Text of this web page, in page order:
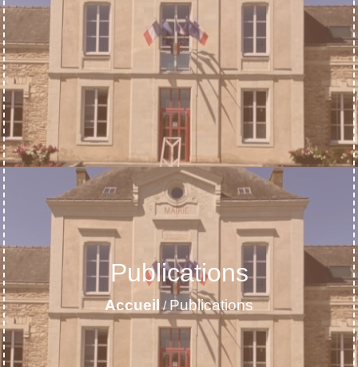
Publications
Accueil / Publications